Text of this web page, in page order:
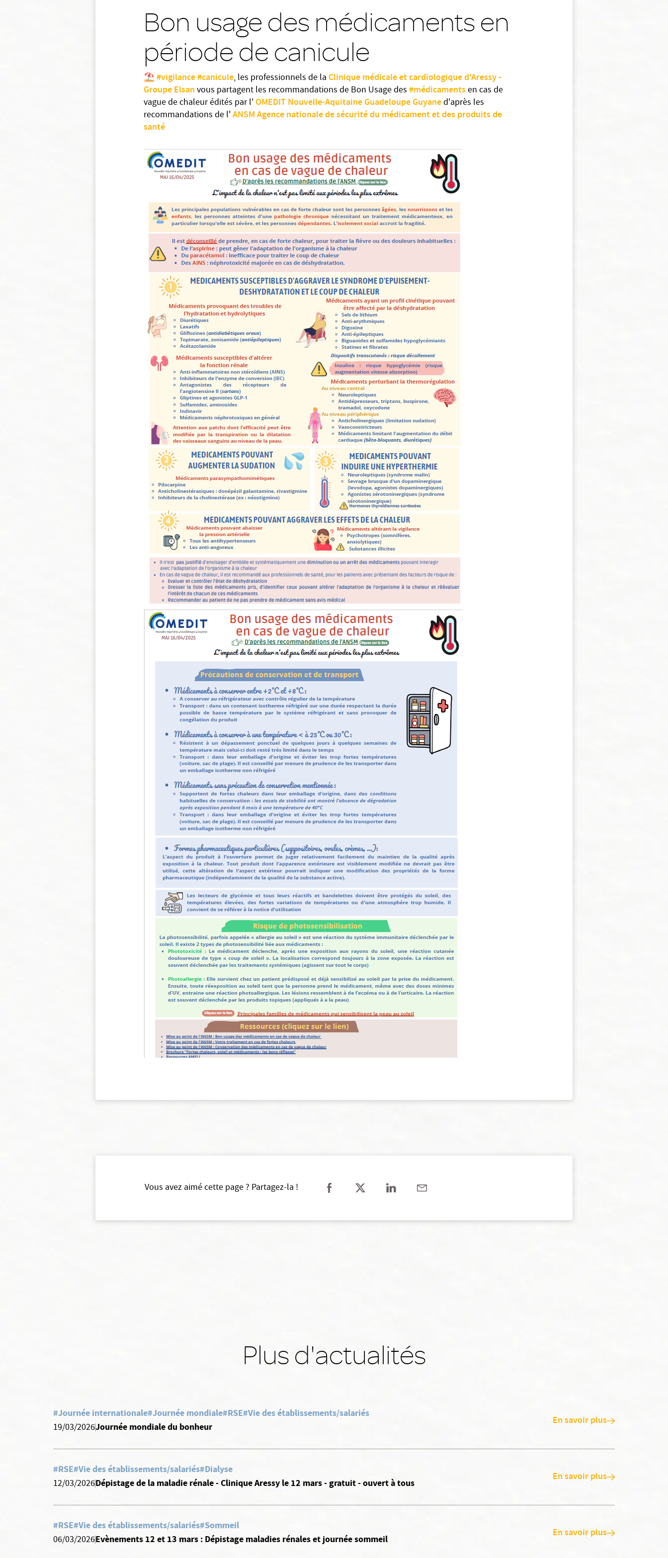
Bon usage des médicaments en
période de canicule
⛱️#vigilance#canicule, les professionnels de la Clinique médicale et cardiologique d'Aressy -
Groupe Elsanvous partagent les recommandations de Bon Usage des#médicamentsen cas de
vague de chaleur édités par l' OMEDIT Nouvelle-Aquitaine Guadeloupe Guyaned'après les
recommandations de l'ANSM Agence nationale de sécurité du médicament et des produits de
santé
Vous avez aimé cette page ? Partagez-la !
Plus d'actualités
#Journée internationale#Journée mondiale#RSE#Vie des établissements/salariés
19/03/2026Journée mondiale du bonheur En savoir plus
#RSE#Vie des établissements/salariés#Dialyse
12/03/2026Dépistage de la maladie rénale - Clinique Aressy le 12 mars - gratuit - ouvert à tous En savoir plus
#RSE#Vie des établissements/salariés#Sommeil
06/03/2026Evènements 12 et 13 mars : Dépistage maladies rénales et journée sommeil En savoir plus